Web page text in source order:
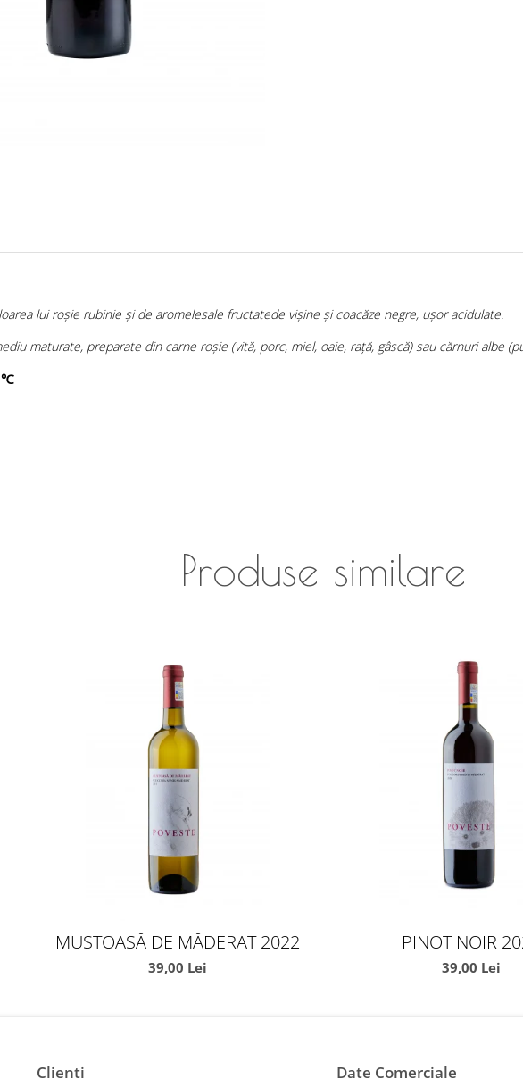
lui roșie rubinie și de aromelesale fructatede vișine și coacăze negre, ușor acidulate.
maturate, preparate din carne roșie (vită, porc, miel, oaie, rață, gâscă) sau cărnuri albe
℃
Produse similare
MUSTOASĂ DE MĂDERAT 2022
39,00 Lei
PINOT NOIR
39,00 Lei
Clienti Date Comerciale